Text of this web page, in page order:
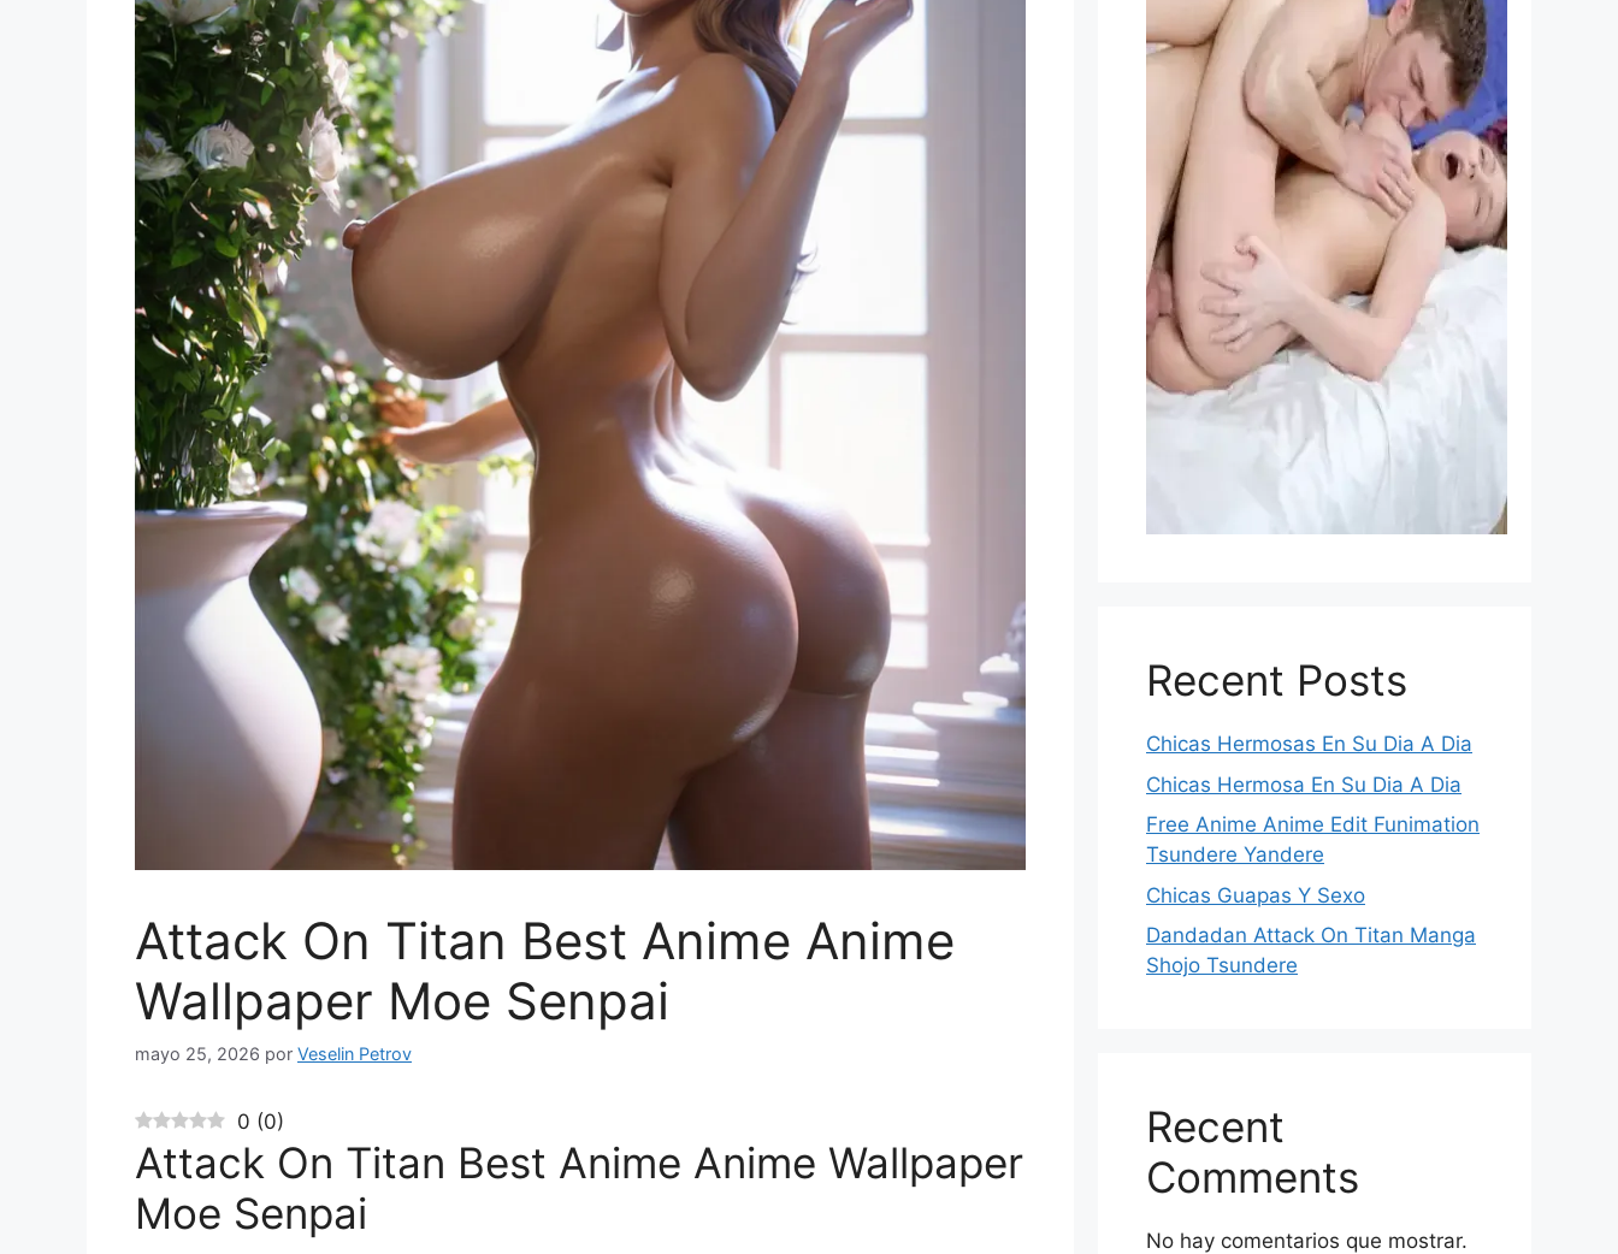
Attack On Titan Best Anime Anime
Wallpaper Moe Senpai
mayo 25, 2026 por Veselin Petrov
0 (0)
Attack On Titan Best Anime Anime Wallpaper
Moe Senpai
Recent Posts
Chicas Hermosas En Su Dia A Dia
Chicas Hermosa En Su Dia A Dia
Free Anime Anime Edit Funimation
Tsundere Yandere
Chicas Guapas Y Sexo
Dandadan Attack On Titan Manga
Shojo Tsundere
Recent
Comments
No hay comentarios que mostrar.